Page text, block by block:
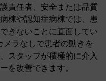
責任者、安全または品質
棟や認知症病棟では、患
きないことに直面してい
メラなしで患者の動きを
スタッフが積極的に介入
を改善できます。